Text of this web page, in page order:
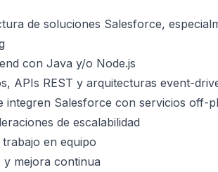
de soluciones Salesforce,
con Java y/o Node.js
APIs REST y arquitecturas event-
integren Salesforce con servicios off-
de escalabilidad
en equipo
y mejora continua